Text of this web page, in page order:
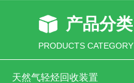
产品分类
PRODUCTS CATEGORY
天然气轻烃回收装置